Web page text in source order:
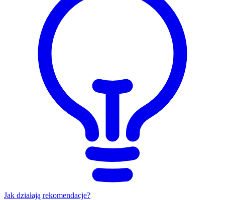
Jak działają rekomendacje?